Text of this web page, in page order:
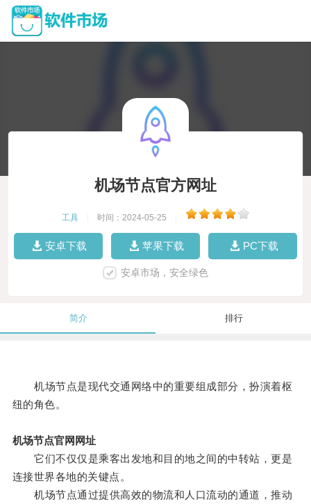
机场节点官方网址
工具 时间：2024-05-25
安卓下载 苹果下载 PC下载
安卓市场，安全绿色
简介 排行
机场节点是现代交通网络中的重要组成部分，扮演着枢
纽的角色。
机场节点官网网址
它们不仅仅是乘客出发地和目的地之间的中转站，更是
连接世界各地的关键点。
机场节点通过提供高效的物流和人口流动的通道，推动